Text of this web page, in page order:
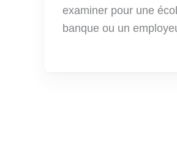
examiner pour une
banque ou un